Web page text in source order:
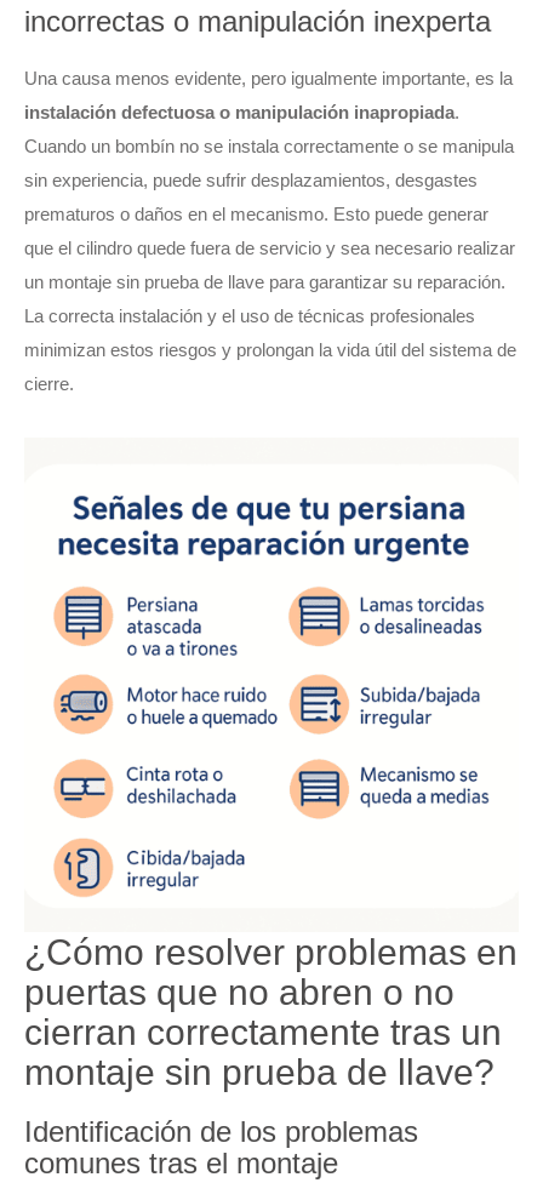
incorrectas o manipulación inexperta
Una causa menos evidente, pero igualmente importante, es la
instalación defectuosa o manipulación inapropiada.
Cuando un bombín no se instala correctamente o se manipula
sin experiencia, puede sufrir desplazamientos, desgastes
prematuros o daños en el mecanismo. Esto puede generar
que el cilindro quede fuera de servicio y sea necesario realizar
un montaje sin prueba de llave para garantizar su reparación.
La correcta instalación y el uso de técnicas profesionales
minimizan estos riesgos y prolongan la vida útil del sistema de
cierre.
¿Cómo resolver problemas en
puertas que no abren o no
cierran correctamente tras un
montaje sin prueba de llave?
Identificación de los problemas
comunes tras el montaje